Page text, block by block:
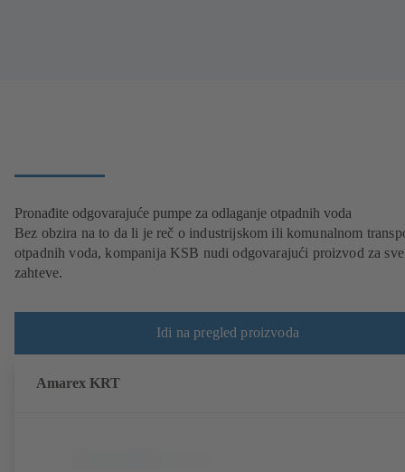
Pronađite odgovarajuće pumpe za odlaganje otpadnih voda
Bez obzira na to da li je reč o industrijskom ili komunalnom
otpadnih voda, kompanija KSB nudi odgovarajući proizvod za sve
zahteve.
Idi na pregled proizvoda
Amarex KRT